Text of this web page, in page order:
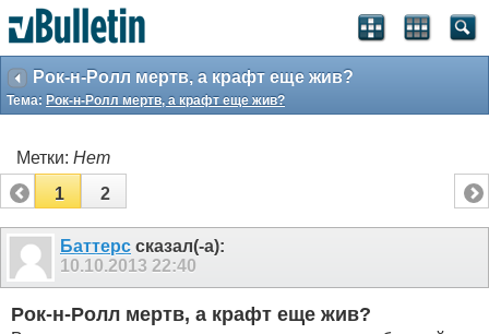
Рок-н-Ролл мертв, а крафт еще жив?
Тема: Рок-н-Ролл мертв, а крафт еще жив?
Метки: Нет
1
2
Баттерс сказал(-а):
10.10.2013 22:40
Рок-н-Ролл мертв, а крафт еще жив?